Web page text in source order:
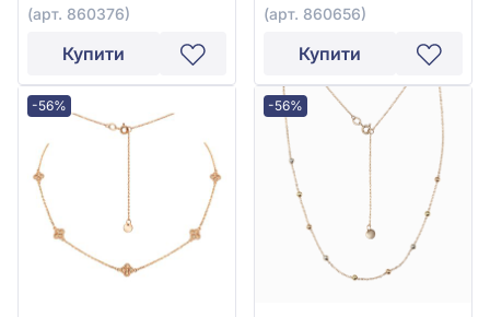
(арт. 860376)
Купити
(арт. 860656)
Купити
-56% -56%